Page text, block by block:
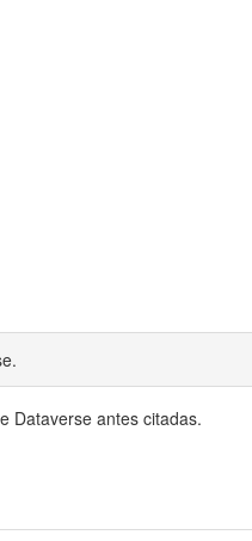
Dataverse antes citadas.